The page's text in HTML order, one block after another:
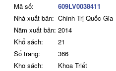
Mã số:
609LV0038411
Nhà xuất bản: Chính Trị Quốc Gia
Năm xuất bản: 2014
Khổ sách:
21
Số trang:
366
Kho sách:
Khoa Triết